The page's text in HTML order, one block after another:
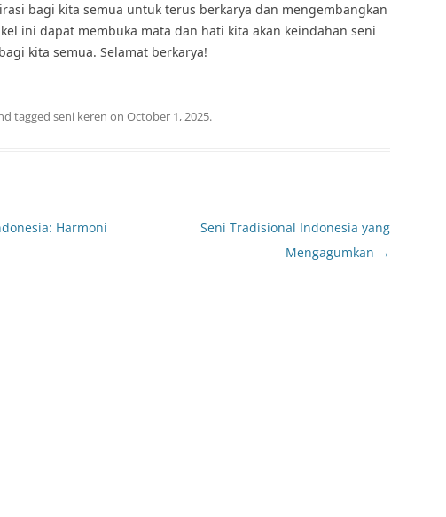
bagi kita semua untuk terus berkarya dan mengembangkan
ini dapat membuka mata dan hati kita akan keindahan seni
kita semua. Selamat berkarya!
tagged seni keren on October 1, 2025.
Harmoni
Seni Tradisional Indonesia yang
Mengagumkan →